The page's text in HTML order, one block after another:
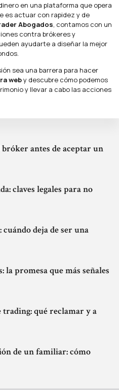
antes de aceptar un
claves legales para no
deja de ser una
la promesa que más señales
qué reclamar y a
de un familiar: cómo
en una plataforma que opera
es actuar con rapidez y de
Abogados, contamos con un
contra brókeres y
ayudarte a diseñar la mejor
sea una barrera para hacer
weby descubre cómo podemos
y llevar a cabo las acciones